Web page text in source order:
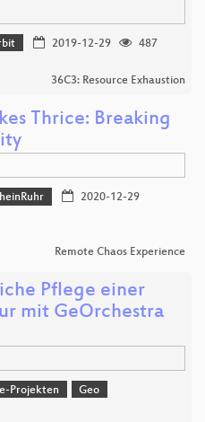
2019-12-29
487
36C3: Resource Exhaustion
Thrice: Breaking
2020-12-29
Remote Chaos Experience
Pflege einer
mit GeOrchestra
Projekten
Geo